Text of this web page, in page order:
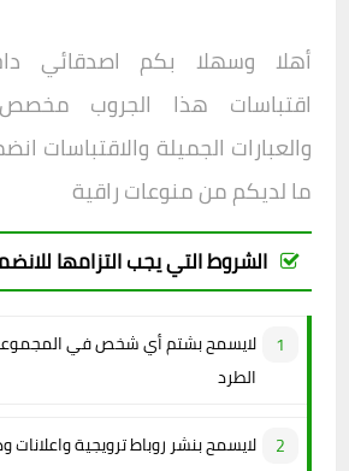
أهلا وسهلا بكم اصدقائي
اقتباسات
هذا الجروب مخصص
والعبارات الجميلة والاقتباسات
ما لديكم من منوعات راقية
الشروط التي يجب التزامها
لايسمح بشتم أي شخص في
الطرد
لايسمح بنشر روباط ترويجية